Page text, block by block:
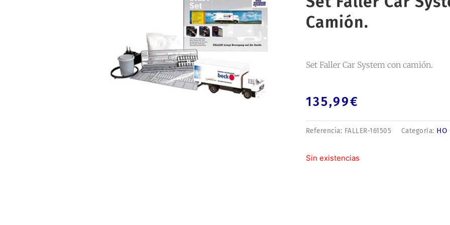
Camión.
Set Faller Car System con camión.
135,99€
Referencia: FALLER-161505 Categoría: HO
Sin existencias